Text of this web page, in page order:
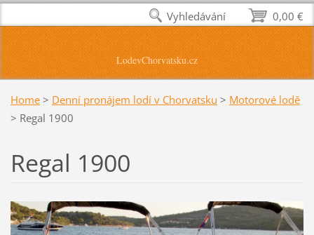
LodevChorvatsku.cz
Home > Denní pronájem lodí v Chorvatsku > Motorové lodě
> Regal 1900
Regal 1900
0,00 €
Vyhledávání